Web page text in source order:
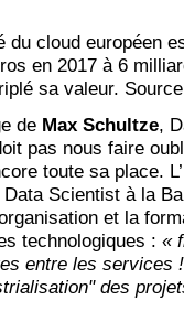
du cloud européen
en 2017 à 6
sa valeur.
de Max Schultze,
pas nous faire
toute sa place.
Scientist à la
et la
technologiques : «
entre les
des